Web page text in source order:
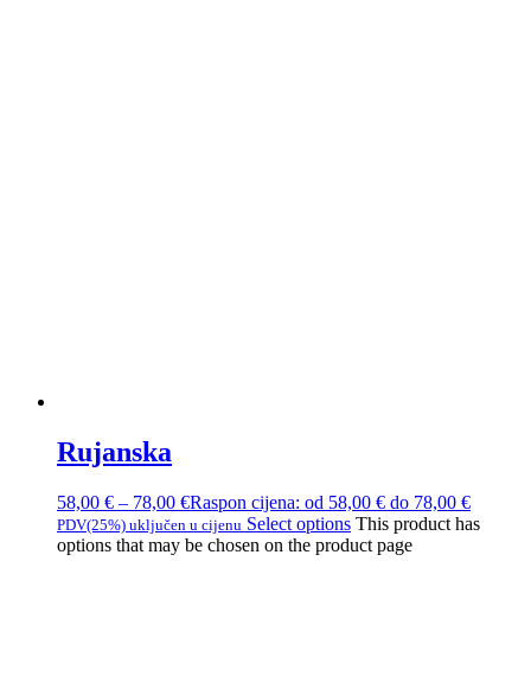
Rujanska
58,00 € – 78,00 €Raspon cijena: od 58,00 € do 78,00 €
PDV(25%) uključen u cijenu Select options This product has
options that may be chosen on the product page